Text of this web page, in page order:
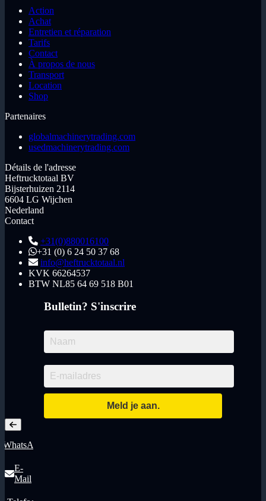
Action
Achat
Entretien et réparation
Tarifs
Contact
À propos de nous
Transport
Location
Shop
Partenaires
globalmachinerytrading.com
usedmachinerytrading.com
Détails de l'adresse
Heftrucktotaal BV
Bijsterhuizen 2114
6604 LG Wijchen
Nederland
Contact
+31(0)880016100
+31 (0) 6 24 50 37 68
info@heftrucktotaal.nl
KVK 66264537
BTW NL85 64 69 518 B01
Bulletin? S'inscrire
WhatsApp
E-
Mail